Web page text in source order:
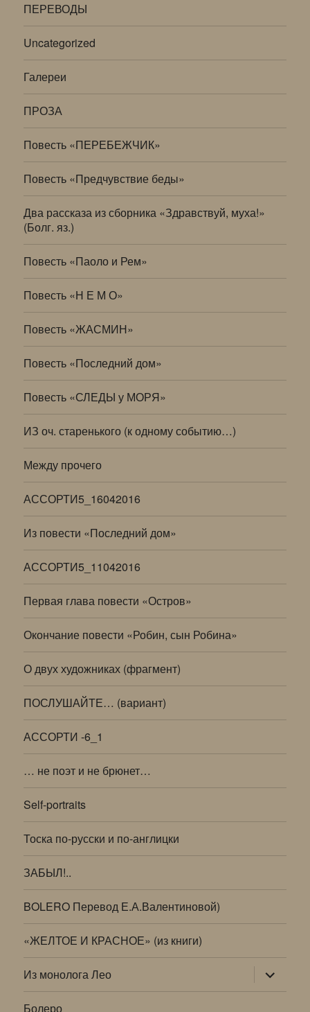
ПЕРЕВОДЫ
Uncategorized
Галереи
ПРОЗА
Повесть «ПЕРЕБЕЖЧИК»
Повесть «Предчувствие беды»
Два рассказа из сборника «Здравствуй, муха!»
(Болг. яз.)
Повесть «Паоло и Рем»
Повесть «Н Е М О»
Повесть «ЖАСМИН»
Повесть «Последний дом»
Повесть «СЛЕДЫ у МОРЯ»
ИЗ оч. старенького (к одному событию…)
Между прочего
АССОРТИ5_16042016
Из повести «Последний дом»
АССОРТИ5_11042016
Первая глава повести «Остров»
Окончание повести «Робин, сын Робина»
О двух художниках (фрагмент)
ПОСЛУШАЙТЕ… (вариант)
АССОРТИ -6_1
… не поэт и не брюнет…
Self-portraits
Тоска по-русски и по-англицки
ЗАБЫЛ!..
BOLERO Перевод Е.А.Валентиновой)
«ЖЕЛТОЕ И КРАСНОЕ» (из книги)
Из монолога Лео раскрыть
дочернее
меню
Болеро